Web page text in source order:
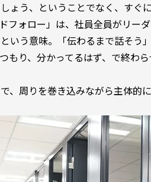
ょう、ということでなく、すぐ
フォロー」は、社員全員がリー
いう意味。「伝わるまで話そう
もり、分かってるはず、で終わ
、周りを巻き込みながら主体的